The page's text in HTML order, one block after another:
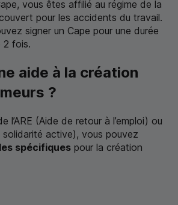
vous êtes affilié au régime de la
pour les accidents du travail.
signer un Cape pour une durée
2 fois.
aide à la création
?
l’ARE (Aide de retour à l’emploi) ou
solidarité active), vous pouvez
spécifiques pour la création